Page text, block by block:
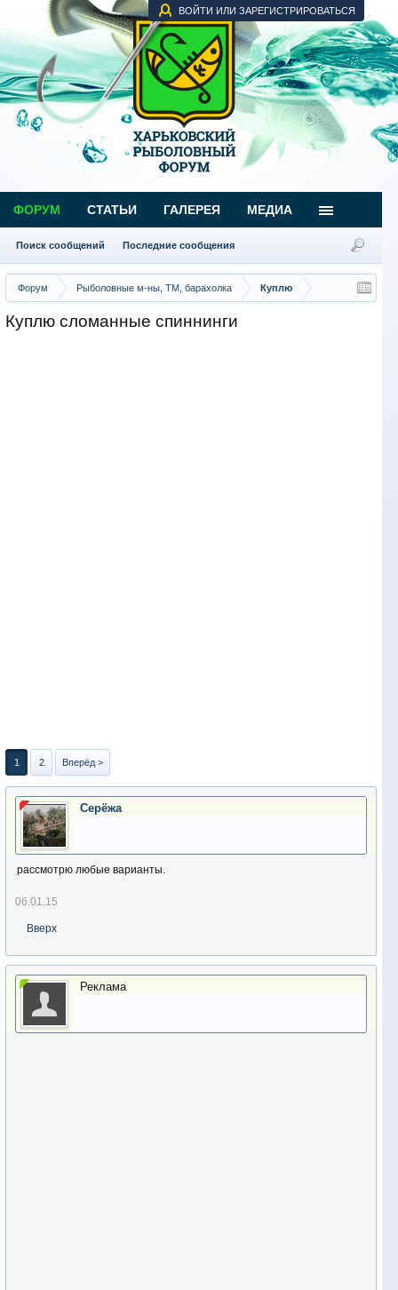
ВОЙТИ ИЛИ ЗАРЕГИСТРИРОВАТЬСЯ
Форум Рыболовные м-ны, ТМ, барахолка Куплю
Куплю сломанные спиннинги
1 2 Вперёд >
Серёжа
рассмотрю любые варианты.
06.01.15
Вверх
Реклама
ФОРУМ
Поиск сообщений Последние сообщения
СТАТЬИ ГАЛЕРЕЯ МЕДИА